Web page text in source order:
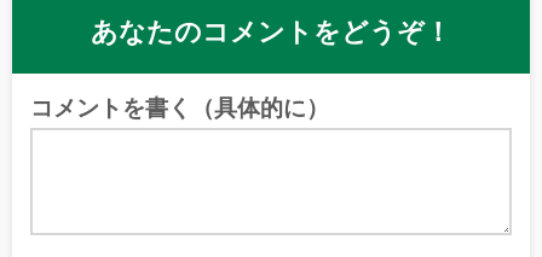
あなたのコメントをどうぞ！
コメントを書く（具体的に）